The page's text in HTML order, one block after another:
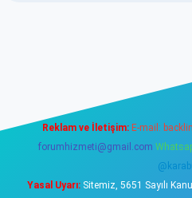
Reklam ve İletişim: E-mail:
forumhizmeti@gmail.com
Yasal Uyarı:Sitemiz, 5651 Sayılı